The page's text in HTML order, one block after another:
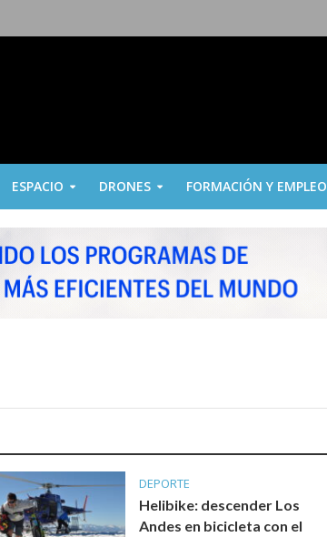
ESPACIO DRONES FORMACIÓN Y EMPLEO
DEPORTE
Helibike: descender Los
Andes en bicicleta con el